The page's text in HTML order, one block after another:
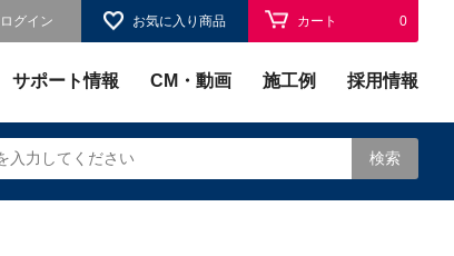
ログイン お気に入り商品 カート 0
サポート情報 CM・動画 施工例 採用情報
検索